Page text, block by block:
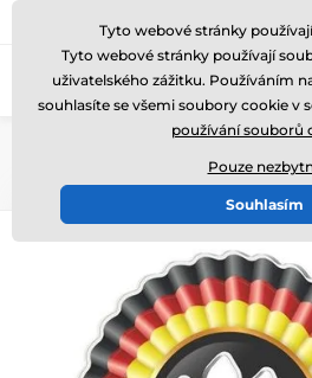
Zavolejte nám (Po-Pá 8-17)
Tyto webové stránky
Tyto webové stránky používají
uživatelského zážitku. Používáním
souhlasíte se všemi soubory cookie v
používání souborů
Pouze
Souhlasím